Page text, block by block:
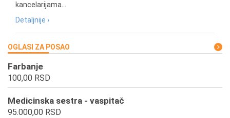
kancelarijama...
Detaljnije ›
OGLASI ZA POSAO
Farbanje
100,00 RSD
Medicinska sestra - vaspitač
95.000,00 RSD